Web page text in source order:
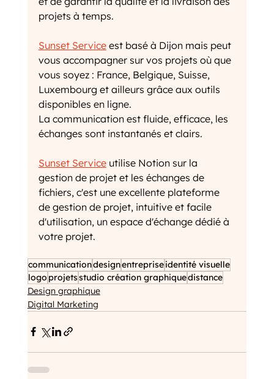
projets à temps.
Sunset Service est basé à Dijon mais peut
vous accompagner sur vos projets où que
vous soyez : France, Belgique, Suisse,
Luxembourg et ailleurs grâce aux outils
disponibles en ligne.
La communication est fluide, efficace, les
échanges sont instantanés et clairs.
Sunset Service utilise Notion sur la
gestion de projet et les échanges de
fichiers, c'est une excellente plateforme
de gestion de projet, intuitive et facile
d'utilisation, un espace d'échange dédié à
votre projet.
communicationdesignentrepriseidentité visuelle
logo projetsstudio création graphiquedistance
Design graphique
Digital Marketing